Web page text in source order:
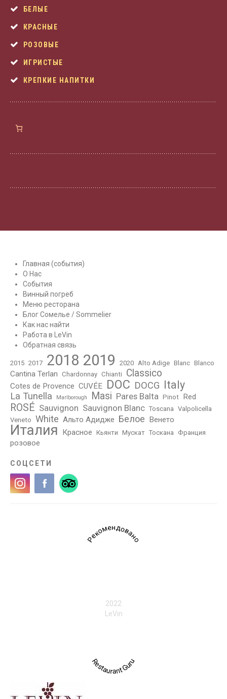
БЕЛЫЕ
КРАСНЫЕ
РОЗОВЫЕ
ИГРИСТЫЕ
КРЕПКИЕ НАПИТКИ
Главная (события)
О Нас
События
Винный погреб
Меню ресторана
Блог Сомелье / Sommelier
Как нас найти
Работа в LeVin
Обратная связь
2015 2017 2018 2019 2020 Alto Adige Blanc Blanco
Cantina Terlan Chardonnay Chianti Classico
Cotes de Provence CUVÉE DOC DOCG Italy
La Tunella Marlborough Masi Pares Balta Pinot Red
ROSÉ Sauvignon Sauvignon Blanc Toscana Valpolicella
Veneto White Альто Адидже Белое Венето
Италия Красное Кьянти Мускат Тоскана Франция
розовое
СОЦСЕТИ
Рекомендовано
2022
LeVin
Restaurant Guru